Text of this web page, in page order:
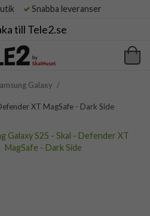
Snabba leveranser
till Tele2.se
Galaxy /
XT MagSafe - Dark Side